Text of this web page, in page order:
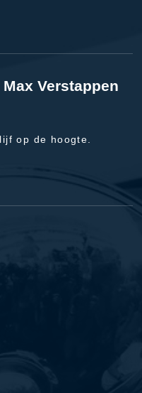
Verstappen
op de hoogte.